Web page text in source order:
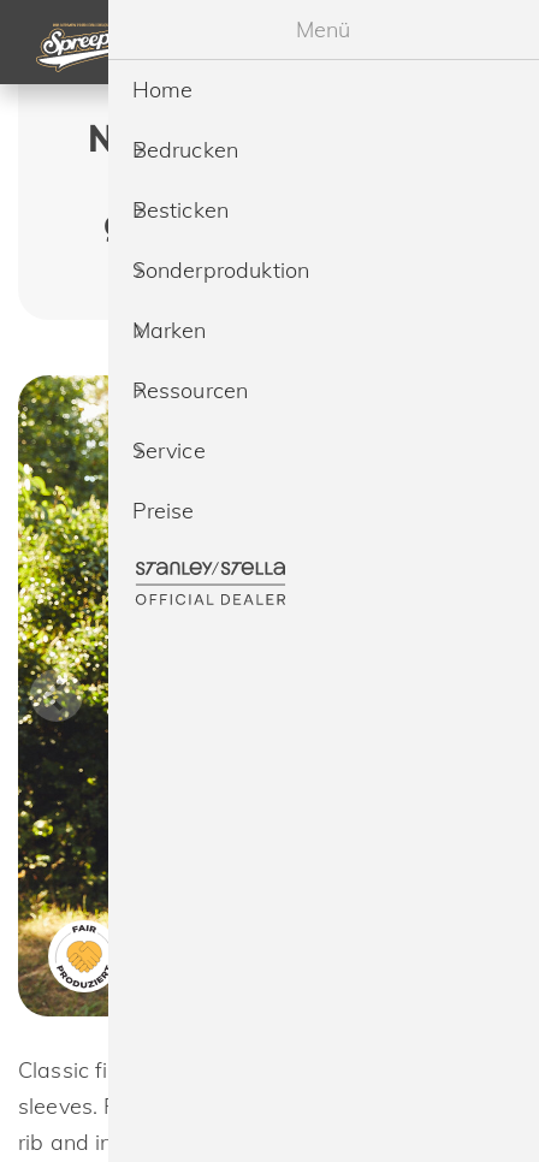
Neutral O61050 Men's
günstig bedrucken &
besticken lassen
Classic fitted single jersey T-shirt with long
sleeves. Round neck with double layered elastane
rib and inside neck tape. In a soft, lightweight
Menü
Home
Bedrucken
Besticken
Sonderproduktion
Marken
Ressourcen
Service
Preise